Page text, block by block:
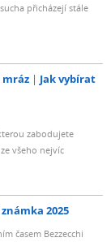
přicházejí stále
Jak vybírat
zabodujete
všeho nejvíc
2025
časem Bezzecchi